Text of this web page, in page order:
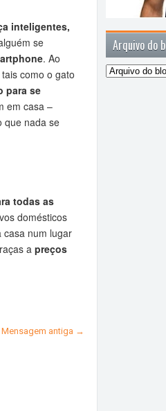
inteligentes,
se
. Ao
como o gato
para se
em casa –
que nada se
todas as
domésticos
casa num lugar
a preços
Mensagem antiga →
Arquivo do